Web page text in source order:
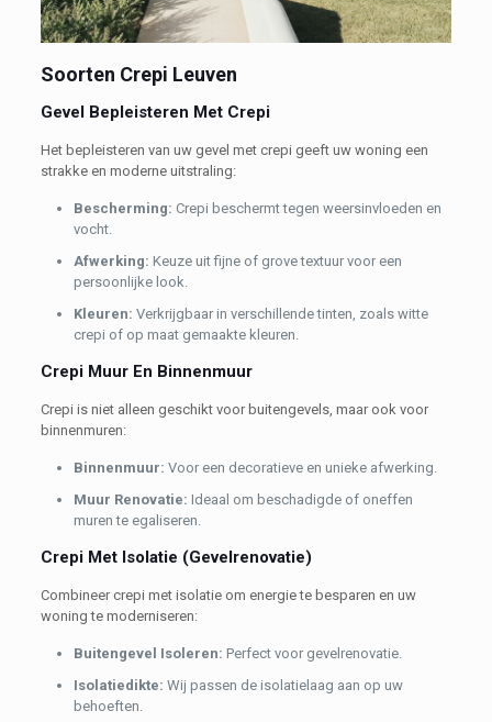
Soorten Crepi Leuven
Gevel Bepleisteren Met Crepi
Het bepleisteren van uw gevel met crepi geeft uw woning een
strakke en moderne uitstraling:
Bescherming: Crepi beschermt tegen weersinvloeden en
vocht.
Afwerking: Keuze uit fijne of grove textuur voor een
persoonlijke look.
Kleuren: Verkrijgbaar in verschillende tinten, zoals witte
crepi of op maat gemaakte kleuren.
Crepi Muur En Binnenmuur
Crepi is niet alleen geschikt voor buitengevels, maar ook voor
binnenmuren:
Binnenmuur: Voor een decoratieve en unieke afwerking.
Muur Renovatie: Ideaal om beschadigde of oneffen
muren te egaliseren.
Crepi Met Isolatie (Gevelrenovatie)
Combineer crepi met isolatie om energie te besparen en uw
woning te moderniseren:
Buitengevel Isoleren: Perfect voor gevelrenovatie.
Isolatiedikte: Wij passen de isolatielaag aan op uw
behoeften.